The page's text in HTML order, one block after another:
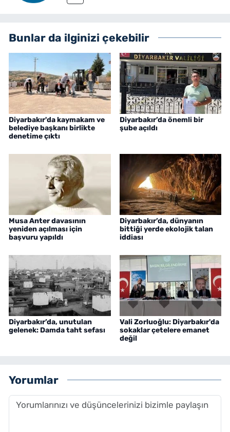
Bunlar da ilginizi çekebilir
Diyarbakır'da kaymakam ve
belediye başkanı birlikte
denetime çıktı
Diyarbakır’da önemli bir
şube açıldı
Musa Anter davasının
yeniden açılması için
başvuru yapıldı
Diyarbakır’da, dünyanın
bittiği yerde ekolojik talan
iddiası
Diyarbakır’da, unutulan
gelenek: Damda taht sefası
Vali Zorluoğlu: Diyarbakır'da
sokaklar çetelere emanet
değil
Yorumlar